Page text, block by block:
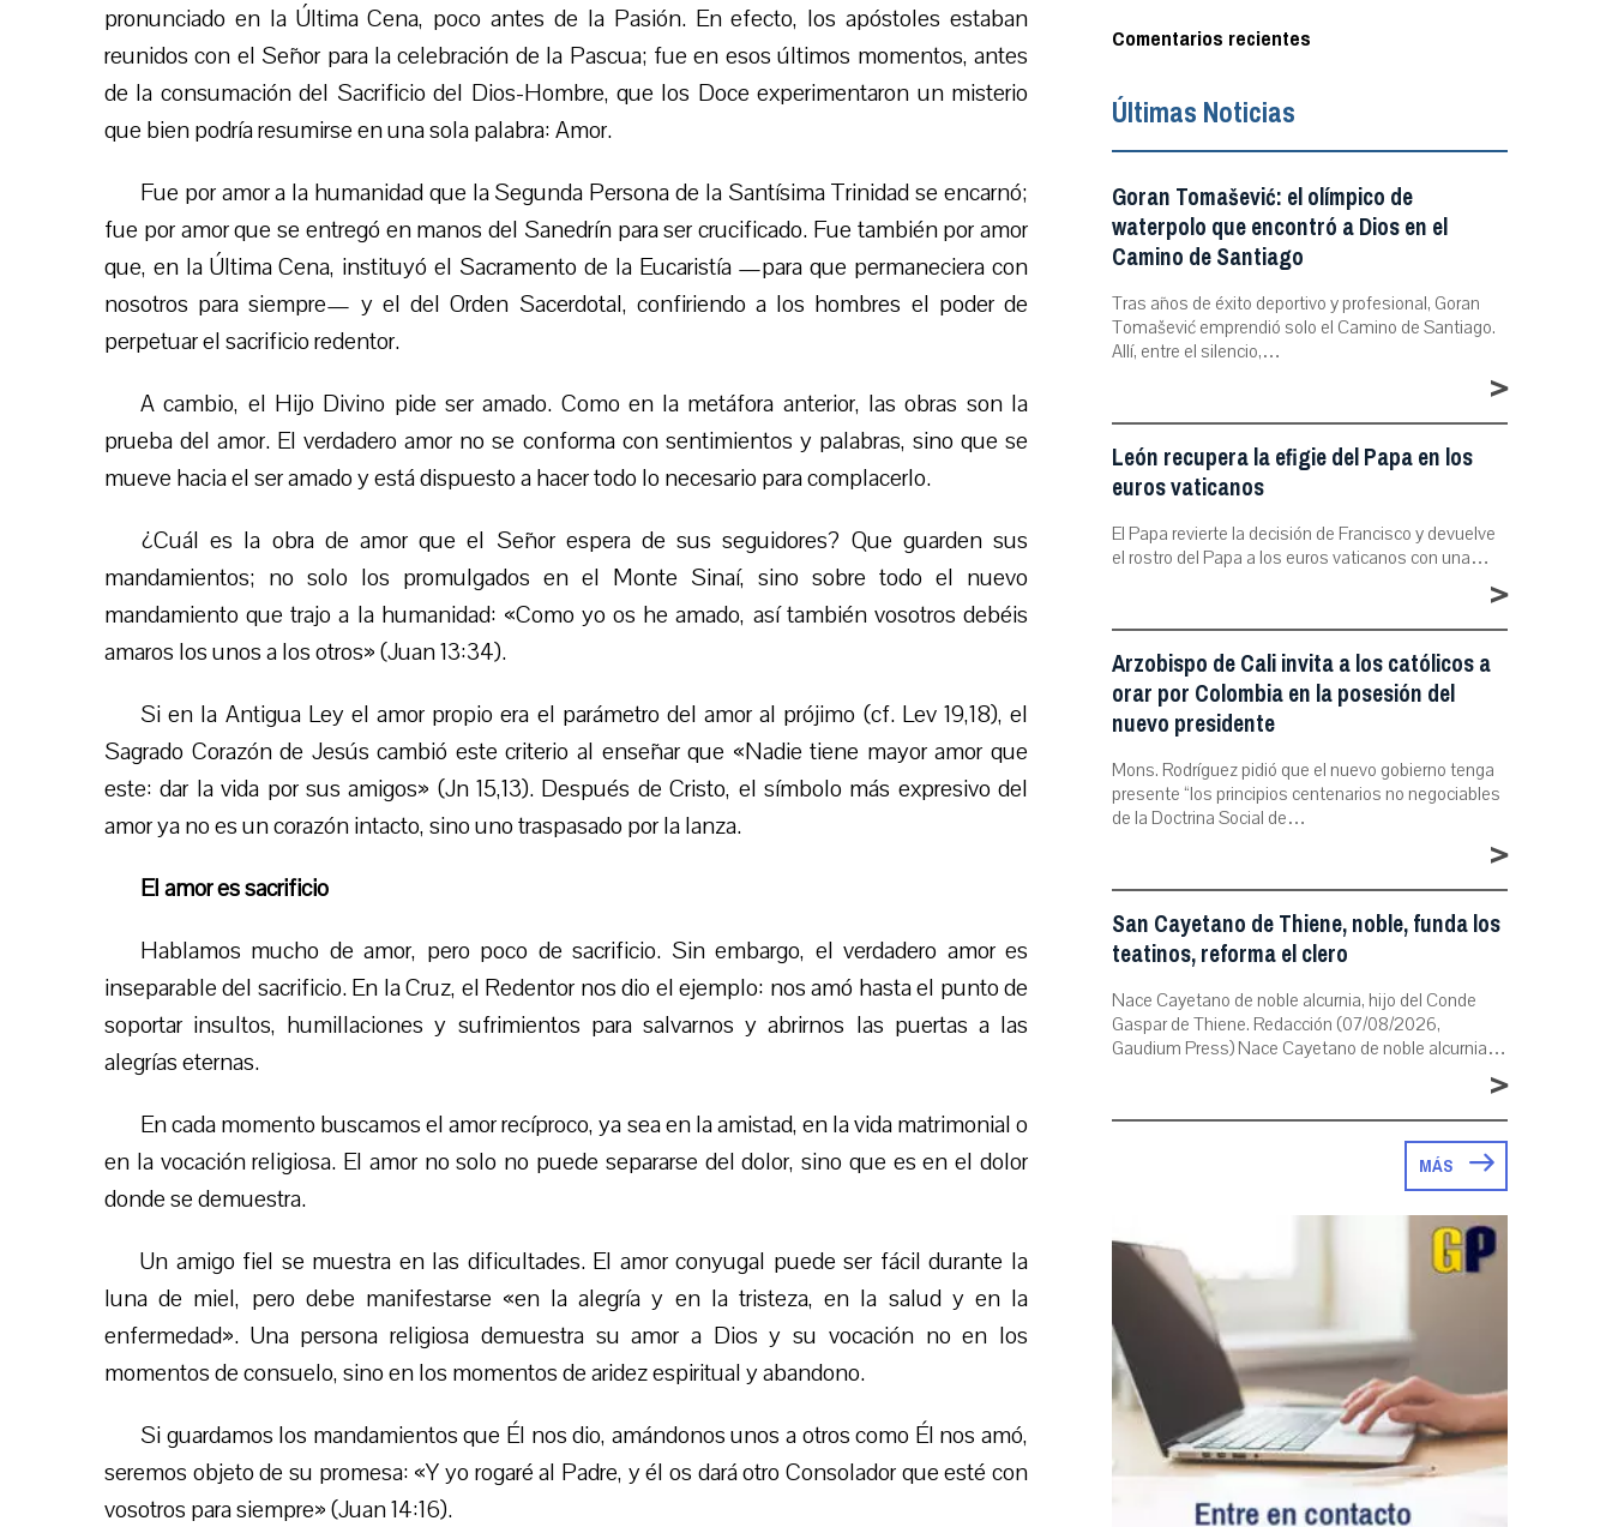
pronunciado en la Última Cena, poco antes de la Pasión. En efecto, los apóstoles estaban
reunidos con el Señor para la celebración de la Pascua; fue en esos últimos momentos, antes
de la consumación del Sacrificio del Dios-Hombre, que los Doce experimentaron un misterio
que bien podría resumirse en una sola palabra: Amor.
Fue por amor a la humanidad que la Segunda Persona de la Santísima Trinidad se encarnó;
fue por amor que se entregó en manos del Sanedrín para ser crucificado. Fue también por amor
que, en la Última Cena, instituyó el Sacramento de la Eucaristía —para que permaneciera con
nosotros para siempre— y el del Orden Sacerdotal, confiriendo a los hombres el poder de
perpetuar el sacrificio redentor.
A cambio, el Hijo Divino pide ser amado. Como en la metáfora anterior, las obras son la
prueba del amor. El verdadero amor no se conforma con sentimientos y palabras, sino que se
mueve hacia el ser amado y está dispuesto a hacer todo lo necesario para complacerlo.
¿Cuál es la obra de amor que el Señor espera de sus seguidores? Que guarden sus
mandamientos; no solo los promulgados en el Monte Sinaí, sino sobre todo el nuevo
mandamiento que trajo a la humanidad: «Como yo os he amado, así también vosotros debéis
amaros los unos a los otros» (Juan 13:34).
Si en la Antigua Ley el amor propio era el parámetro del amor al prójimo (cf. Lev 19,18), el
Sagrado Corazón de Jesús cambió este criterio al enseñar que «Nadie tiene mayor amor que
este: dar la vida por sus amigos» (Jn 15,13). Después de Cristo, el símbolo más expresivo del
amor ya no es un corazón intacto, sino uno traspasado por la lanza.
El amor es sacrificio
Hablamos mucho de amor, pero poco de sacrificio. Sin embargo, el verdadero amor es
inseparable del sacrificio. En la Cruz, el Redentor nos dio el ejemplo: nos amó hasta el punto de
soportar insultos, humillaciones y sufrimientos para salvarnos y abrirnos las puertas a las
alegrías eternas.
En cada momento buscamos el amor recíproco, ya sea en la amistad, en la vida matrimonial o
en la vocación religiosa. El amor no solo no puede separarse del dolor, sino que es en el dolor
donde se demuestra.
Un amigo fiel se muestra en las dificultades. El amor conyugal puede ser fácil durante la
luna de miel, pero debe manifestarse «en la alegría y en la tristeza, en la salud y en la
enfermedad». Una persona religiosa demuestra su amor a Dios y su vocación no en los
momentos de consuelo, sino en los momentos de aridez espiritual y abandono.
Si guardamos los mandamientos que Él nos dio, amándonos unos a otros como Él nos amó,
seremos objeto de su promesa: «Y yo rogaré al Padre, y él os dará otro Consolador que esté con
vosotros para siempre» (Juan 14:16).
Comentarios recientes
Últimas Noticias
Goran Tomašević: el olímpico de
waterpolo que encontró a Dios en el
Camino de Santiago
Tras años de éxito deportivo y profesional, Goran
Tomašević emprendió solo el Camino de Santiago.
Allí, entre el silencio,…
>
León recupera la efigie del Papa en los
euros vaticanos
El Papa revierte la decisión de Francisco y devuelve
el rostro del Papa a los euros vaticanos con una…
>
Arzobispo de Cali invita a los católicos a
orar por Colombia en la posesión del
nuevo presidente
Mons. Rodríguez pidió que el nuevo gobierno tenga
presente “los principios centenarios no negociables
de la Doctrina Social de…
>
San Cayetano de Thiene, noble, funda los
teatinos, reforma el clero
Nace Cayetano de noble alcurnia, hijo del Conde
Gaspar de Thiene. Redacción (07/08/2026,
Gaudium Press) Nace Cayetano de noble alcurnia…
>
MÁS